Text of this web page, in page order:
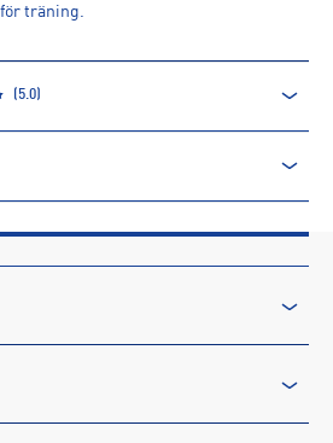
träning.
(5.0)
231000A
Grön
AB